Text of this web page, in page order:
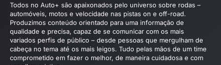
Todos no Auto+ são apaixonados pelo universo sobre rodas –
automóveis, motos e velocidade nas pistas on e off-road.
Produzimos conteúdo orientado para uma informação de
qualidade e precisa, capaz de se comunicar com os mais
variados perfis de público – desde pessoas que mergulham de
cabeça no tema até os mais leigos. Tudo pelas mãos de um time
comprometido em fazer o melhor, de maneira cuidadosa e com